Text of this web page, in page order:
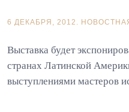
6 ДЕКАБРЯ, 2012.
Выставка будет
странах Латинской
выступлениями мастеров